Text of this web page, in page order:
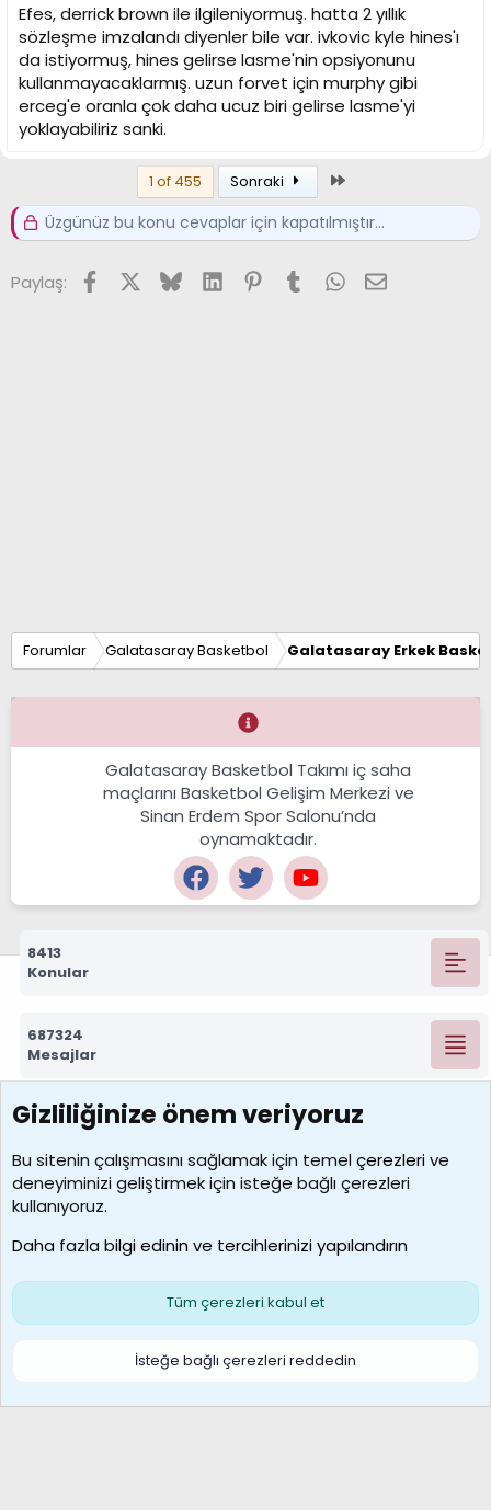
Efes, derrick brown ile ilgileniyormuş. hatta 2 yıllık
sözleşme imzalandı diyenler bile var. ivkovic kyle hines'ı
da istiyormuş, hines gelirse lasme'nin opsiyonunu
kullanmayacaklarmış. uzun forvet için murphy gibi
erceg'e oranla çok daha ucuz biri gelirse lasme'yi
yoklayabiliriz sanki.
1 of 455 Sonraki
Üzgünüz bu konu cevaplar için kapatılmıştır...
Paylaş: FacebookX (Twitter)
BlueskyLinkedInPinterest
TumblrWhatsApp
E-posta
Forumlar Galatasaray Basketbol Galatasaray Erkek
Galatasaray Basketbol Takımı iç saha
maçlarını Basketbol Gelişim Merkezi ve
Sinan Erdem Spor Salonu’nda
oynamaktadır.
8413
Konular
687324
Mesajlar
7390
Kullanıcılar
MosesBrownHayranı
Son üye
Çerezler
S
Gizliliğinize önem veriyoruz
Bu sitenin çalışmasını sağlamak için temelçerezlerive
deneyiminizi geliştirmek için isteğe bağlı çerezleri
kullanıyoruz.
Daha fazla bilgi edinin ve tercihlerinizi yapılandırın
Tüm çerezleri kabul et
İsteğe bağlı çerezleri reddedin